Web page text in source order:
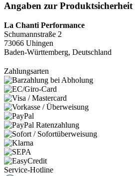
Angaben zur Produktsicherheit
La Chanti Performance
Schumannstraße 2
73066 Uhingen
Baden-Württemberg, Deutschland
Zahlungsarten
Service-Hotline